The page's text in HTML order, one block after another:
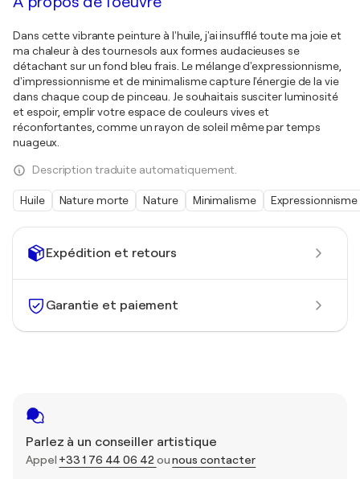
Expédition et retours
Garantie et paiement
Parlez à un conseiller artistique
Appel +33 1 76 44 06 42 ounous contacter
Dans cette vibrante peinture à l'huile, j'ai insufflé toute ma joie et
ma chaleur à des tournesols aux formes audacieuses se
détachant sur un fond bleu frais. Le mélange d'expressionnisme,
d'impressionnisme et de minimalisme capture l'énergie de la vie
dans chaque coup de pinceau. Je souhaitais susciter luminosité
et espoir, emplir votre espace de couleurs vives et
réconfortantes, comme un rayon de soleil même par temps
nuageux.
Description traduite automatiquement.
Huile Nature morte Nature Minimalisme Expressionnisme